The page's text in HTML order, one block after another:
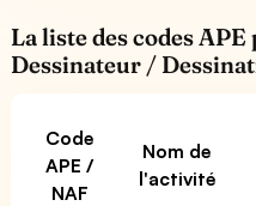
La liste des codes
Dessinateur /
Code
APE /
NAF
Nom de
l'activité